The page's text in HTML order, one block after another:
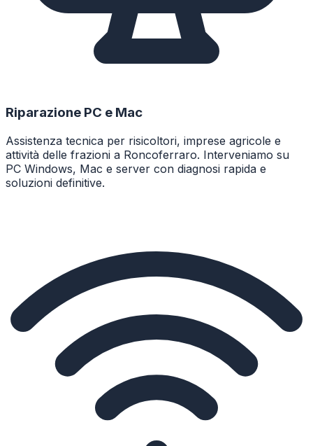
Riparazione PC e Mac
Assistenza tecnica per risicoltori, imprese agricole e
attività delle frazioni a Roncoferraro. Interveniamo su
PC Windows, Mac e server con diagnosi rapida e
soluzioni definitive.